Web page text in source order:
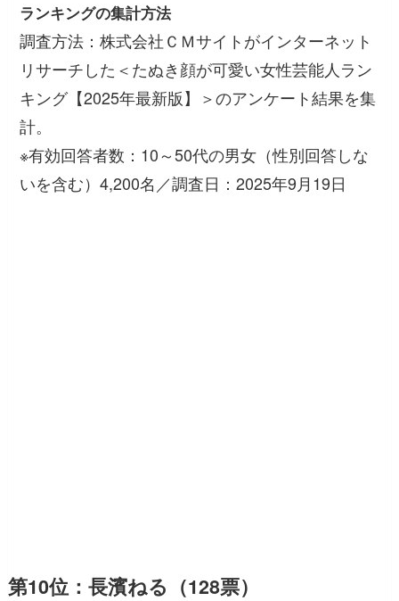
ランキングの集計方法
調査方法：株式会社ＣＭサイトがインターネット
リサーチした＜たぬき顔が可愛い女性芸能人ラン
キング【2025年最新版】＞のアンケート結果を集
計。
※有効回答者数：10～50代の男女（性別回答しな
いを含む）4,200名／調査日：2025年9月19日
第10位：長濱ねる（128票）